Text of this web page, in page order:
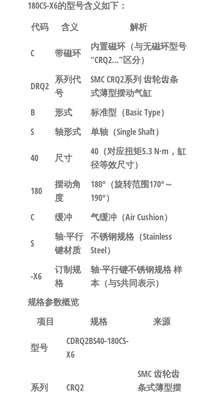
180CS-X6的型号含义如下：
代码
含义 解析
C 带磁环
内置磁环（与无磁环型号
“CRQ2…”区分）
DRQ2
系列代
号
SMC CRQ2系列 齿轮齿条
式薄型摆动气缸
B
形式 标准型 （Basic Type）
S
轴形式 单轴（Single Shaft）
40 尺寸
40（对应扭矩5.3 N·m，缸
径等效尺寸）
180
摆动角
度
180°（旋转范围170°～
190°）
C
缓冲 气缓冲（Air Cushion）
S
轴·平行
键材质
不锈钢规格（Stainless
Steel）
-X6
订制规
格
轴·平行键不锈钢规格 样
本（与S共同表示）
规格参数概览
项目
规格 来源
型号
CDRQ2BS40-180CS-
X6
系列 CRQ2
SMC 齿轮齿
条式薄型摆